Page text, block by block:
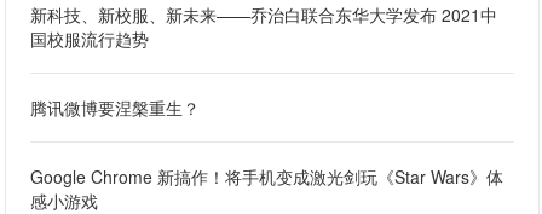
新科技、新校服、新未来——乔治白联合东华大学发布 2021中
国校服流行趋势
腾讯微博要涅槃重生？
Google Chrome 新搞作！将手机变成激光剑玩《Star Wars》体
感小游戏